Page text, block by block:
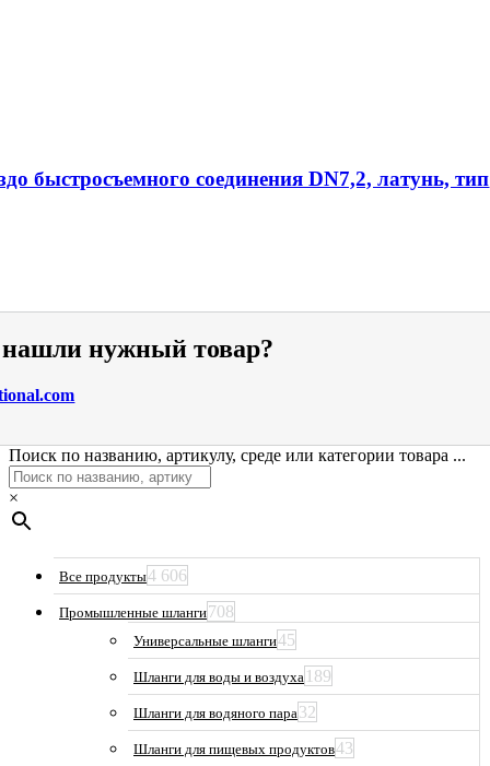
быстросъемного соединения DN7,2, латунь, тип
нужный товар?
Поиск по названию, артикулу, среде или категории товара ...
×
Все продукты4 606
Промышленные шланги708
Универсальные шланги45
Шланги для воды и воздуха 189
Шланги для водяного пара32
Шланги для пищевых продуктов43